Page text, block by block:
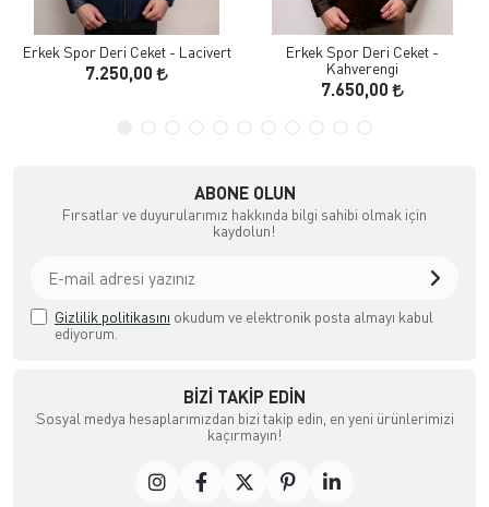
Erkek Spor Deri Ceket - Lacivert
7.250,00
Erkek Spor Deri Ceket -
Kahverengi
7.650,00
ABONE OLUN
Fırsatlar ve duyurularımız hakkında bilgi sahibi olmak için
kaydolun!
Gizlilik politikasını okudum ve elektronik posta almayı kabul
ediyorum.
BIZI TAKIP EDIN
Sosyal medya hesaplarımızdan bizi takip edin, en yeni ürünlerimizi
kaçırmayın!